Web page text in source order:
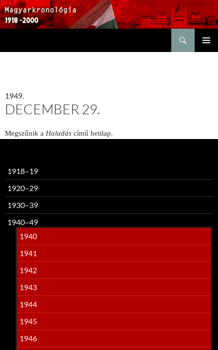
1949.
DECEMBER 29.
Megszűnik a Haladás című hetilap.
1918–19
1920–29
1930–39
1940–49
1940
1941
1942
1943
1944
1945
1946